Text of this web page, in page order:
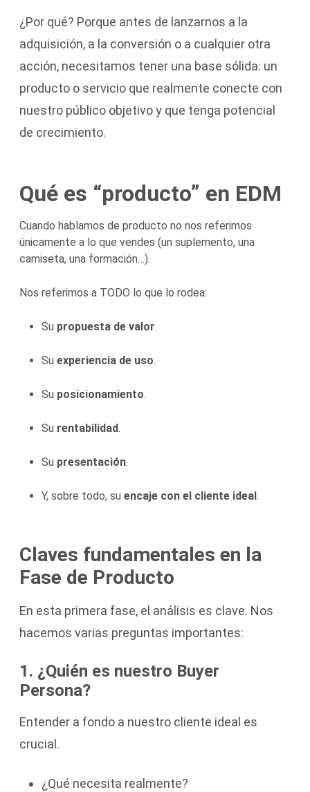
¿Por qué? Porque antes de lanzarnos a la
adquisición, a la conversión o a cualquier otra
acción, necesitamos tener una base sólida: un
producto o servicio que realmente conecte con
nuestro público objetivo y que tenga potencial
de crecimiento.
Qué es “producto” en EDM
Cuando hablamos de producto no nos referimos
únicamente a lo que vendes (un suplemento, una
camiseta, una formación…).
Nos referimos a TODO lo que lo rodea:
Su propuesta de valor.
Su experiencia de uso.
Su posicionamiento.
Su rentabilidad.
Su presentación.
Y, sobre todo, su encaje con el cliente ideal.
Claves fundamentales en la
Fase de Producto
En esta primera fase, el análisis es clave. Nos
hacemos varias preguntas importantes:
1. ¿Quién es nuestro Buyer
Persona?
Entender a fondo a nuestro cliente ideal es
crucial.
¿Qué necesita realmente?